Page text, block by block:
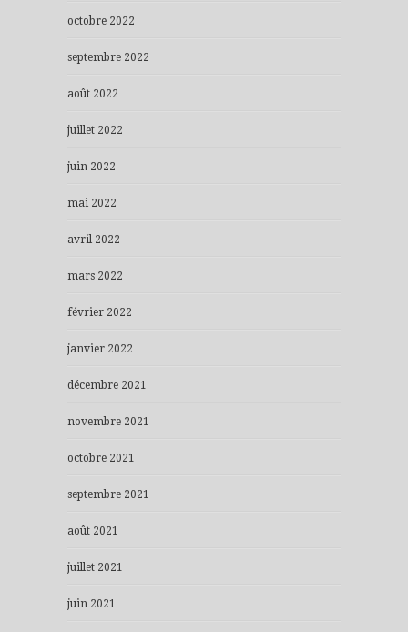
octobre 2022
septembre 2022
août 2022
juillet 2022
juin 2022
mai 2022
avril 2022
mars 2022
février 2022
janvier 2022
décembre 2021
novembre 2021
octobre 2021
septembre 2021
août 2021
juillet 2021
juin 2021